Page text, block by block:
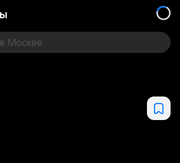
в Москве